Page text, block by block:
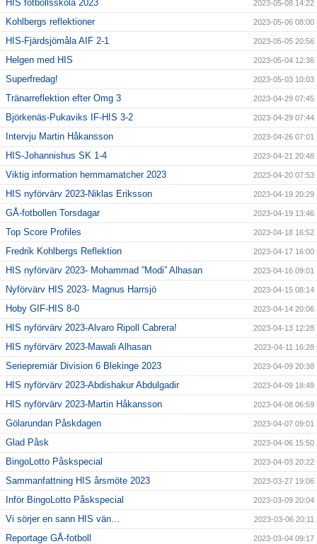
HIS fotbollsskola 2023 2023-05-08 14:22
Kohlbergs reflektioner 2023-05-06 08:00
HIS-Fjärdsjömåla AIF 2-1 2023-05-05 20:56
Helgen med HIS 2023-05-04 12:36
Superfredag! 2023-05-03 10:03
Tränarreflektion efter Omg 3 2023-04-29 07:45
Björkenäs-Pukaviks IF-HIS 3-2 2023-04-29 07:44
Intervju Martin Håkansson 2023-04-26 07:01
HIS-Johannishus SK 1-4 2023-04-21 20:48
Viktig information hemmamatcher 2023 2023-04-20 07:53
HIS nyförvärv 2023-Niklas Eriksson 2023-04-19 20:29
GÅ-fotbollen Torsdagar 2023-04-19 13:46
Top Score Profiles 2023-04-18 16:52
Fredrik Kohlbergs Reflektion 2023-04-17 16:00
HIS nyförvärv 2023- Mohammad ”Modi” Alhasan 2023-04-16 09:01
Nyförvärv HIS 2023- Magnus Harrsjö 2023-04-15 08:14
Hoby GIF-HIS 8-0 2023-04-14 20:06
HIS nyförvärv 2023-Alvaro Ripoll Cabrera! 2023-04-13 12:28
HIS nyförvärv 2023-Mawali Alhasan 2023-04-11 16:28
Seriepremiär Division 6 Blekinge 2023 2023-04-09 20:38
HIS nyförvärv 2023-Abdishakur Abdulgadir 2023-04-09 18:49
HIS nyförvärv 2023-Martin Håkansson 2023-04-08 06:59
Gölarundan Påskdagen 2023-04-07 09:01
Glad Påsk 2023-04-06 15:50
BingoLotto Påskspecial 2023-04-03 20:22
Sammanfattning HIS årsmöte 2023 2023-03-27 19:06
Inför BingoLotto Påskspecial 2023-03-09 20:04
Vi sörjer en sann HIS vän… 2023-03-06 20:11
Reportage GÅ-fotboll 2023-03-04 09:17